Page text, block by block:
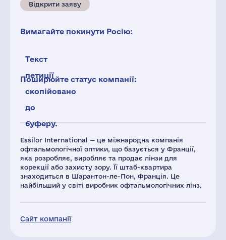
Essilor International — це міжнародна компанія
офтальмологічної оптики, що базується у Франції,
яка розробляє, виробляє та продає лінзи для
корекції або захисту зору. Її штаб-квартира
знаходиться в Шарантон-ле-Пон, Франція. Це
найбільший у світі виробник офтальмологічних лінз.
Сайт компанії
Відкрити заяву
Вимагайте покинути Росію:
Текст
петиції
скопійовано
до
буферу.
Поширюйте статус компанії: